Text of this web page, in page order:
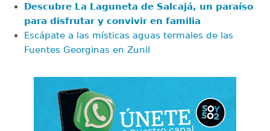
Descubre La Laguneta de Salcajá, un paraíso
para disfrutar y convivir en familia
Escápate a las místicas aguas termales de las
Fuentes Georginas en Zunil